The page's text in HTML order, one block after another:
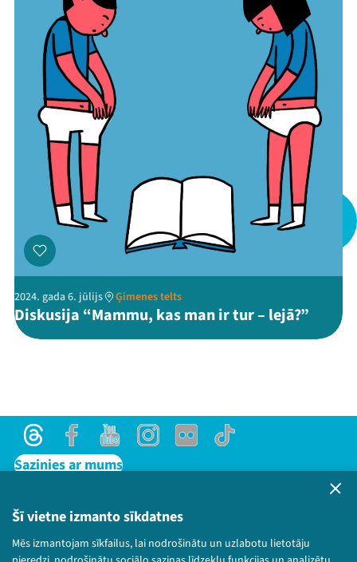
Šī vietne izmanto sīkdatnes
Mēs izmantojam sīkfailus, lai nodrošinātu un uzlabotu lietotāju
ThreadsFacebookYoutube
X Instagram
Flick TikTok
2024. gada 6. jūlijs Ģimenes telts
Diskusija “Mammu, kas man ir tur – lejā?”
ThreadsFacebookYoutubeInstagram
Flick TikTok
Sazinies ar mums
Lietošanas noteikumi un sīkdatņu politika
Bērnu aizsardzības politika
© 2026 Sarunu festivāls LAMPA Visas tiesības